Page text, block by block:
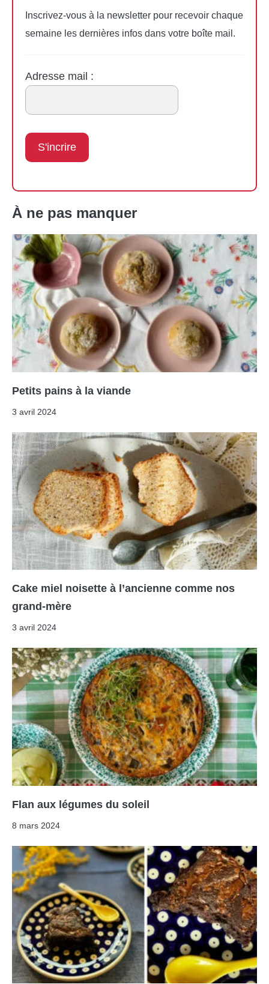
Inscrivez-vous à la newsletter pour recevoir chaque
semaine les dernières infos dans votre boîte mail.
Adresse mail :
À ne pas manquer
Petits pains à la viande
3 avril 2024
Cake miel noisette à l’ancienne comme nos
grand-mère
3 avril 2024
Flan aux légumes du soleil
8 mars 2024